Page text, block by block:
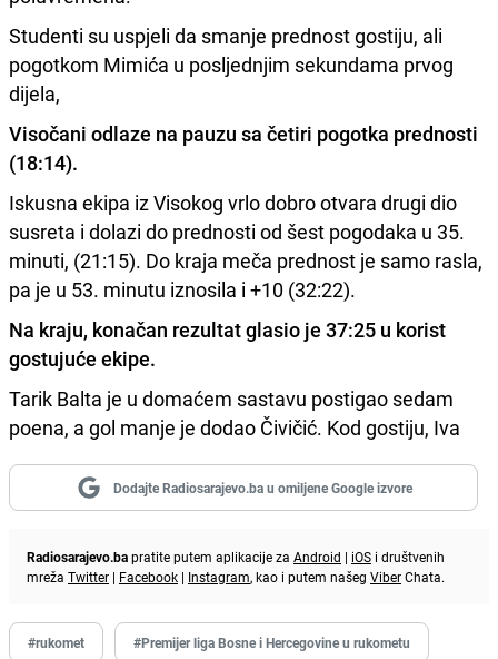
Studenti su uspjeli da smanje prednost gostiju, ali
pogotkom Mimića u posljednjim sekundama prvog
dijela,
Visočani odlaze na pauzu sa četiri pogotka prednosti
(18:14).
Iskusna ekipa iz Visokog vrlo dobro otvara drugi dio
susreta i dolazi do prednosti od šest pogodaka u 35.
minuti, (21:15). Do kraja meča prednost je samo rasla,
pa je u 53. minutu iznosila i +10 (32:22).
Na kraju, konačan rezultat glasio je 37:25 u korist
gostujuće ekipe.
Tarik Balta je u domaćem sastavu postigao sedam
poena, a gol manje je dodao Čivičić. Kod gostiju, Iva
Dodajte Radiosarajevo.ba u omiljene Google izvore
Radiosarajevo.bapratite putem aplikacije za Android | iOS i društvenih
mreža Twitter | Facebook | Instagram, kao i putem našeg ViberChata.
#rukomet #Premijer liga Bosne i Hercegovine u rukometu